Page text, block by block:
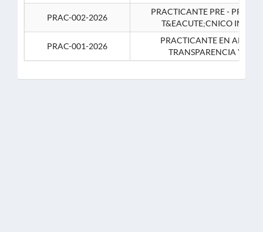
PRAC-002-2026
PRACTICANTE PRE -
T&EACUTE;CNICO
PRAC-001-2026
PRACTICANTE EN APOYO
TRANSPARENCIA Y